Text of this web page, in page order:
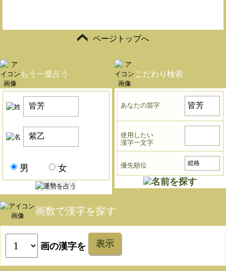
ページトップへ
もう一度占う
男 女
こだわり検索
あなたの苗字
使用したい
漢字一文字
優先順位
画数で漢字を探す
画の漢字を 表示